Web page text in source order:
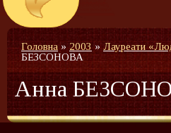
Головна »2003»Лауреати
БЕЗСОНОВА
Анна